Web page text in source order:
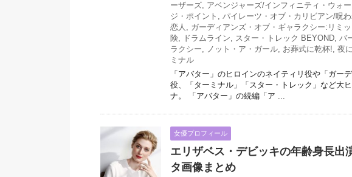
ーザーズ, アベンジャーズ/インフィニティ・ウォー
ジ・ポイント , パイレーツ・オブ・カリビアン/呪
恋人 , ガーディアンズ・オブ・ギャラクシー:リミ
険, ドラムライン, スター・トレック BEYOND, バ
ラクシー, ノット・ア・ガール, お葬式に乾杯!, 夜
ミナル
「アバター」のヒロインのネイティリ役や「ガー
役、「ターミナル」「スター・トレック」など大
ナ。 「アバター」の続編「ア ...
女優プロフィール
エリザベス・デビッキの年齢身長出
タ画像まとめ